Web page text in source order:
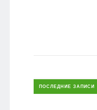
ПОСЛЕДНИЕ ЗАПИСИ